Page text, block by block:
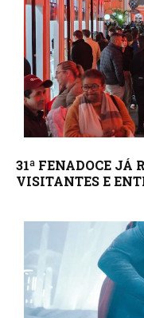
31ª FENADOCE JÁ
VISITANTES E